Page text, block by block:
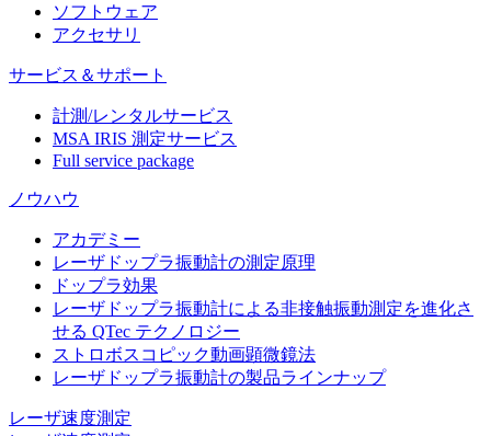
ソフトウェア
アクセサリ
サービス＆サポート
計測/レンタルサービス
MSA IRIS 測定サービス
Full service package
ノウハウ
アカデミー
レーザドップラ振動計の測定原理
ドップラ効果
レーザドップラ振動計による非接触振動測定を進化さ
せる QTec テクノロジー
ストロボスコピック動画顕微鏡法
レーザドップラ振動計の製品ラインナップ
レーザ速度測定